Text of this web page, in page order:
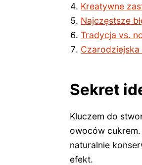
Kreatywne
Najczęstsze
Tradycja vs.
Sekret
Kluczem do
owoców
naturalnie
efekt.